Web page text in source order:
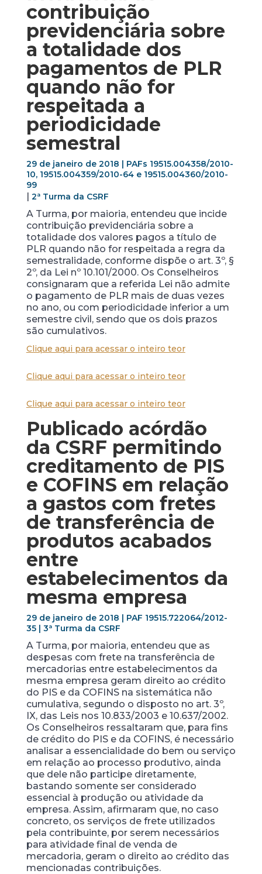
contribuição
previdenciária sobre
a totalidade dos
pagamentos de PLR
quando não for
respeitada a
periodicidade
semestral
29 de janeiro de 2018 | PAFs 19515.004358/2010-
10, 19515.004359/2010-64 e 19515.004360/2010-
99
| 2ª Turma da CSRF
A Turma, por maioria, entendeu que incide
contribuição previdenciária sobre a
totalidade dos valores pagos a título de
PLR quando não for respeitada a regra da
semestralidade, conforme dispõe o art. 3º, §
2º, da Lei nº 10.101/2000. Os Conselheiros
consignaram que a referida Lei não admite
o pagamento de PLR mais de duas vezes
no ano, ou com periodicidade inferior a um
semestre civil, sendo que os dois prazos
são cumulativos.
Clique aqui para acessar o inteiro teor
Clique aqui para acessar o inteiro teor
Clique aqui para acessar o inteiro teor
Publicado acórdão
da CSRF permitindo
creditamento de PIS
e COFINS em relação
a gastos com fretes
de transferência de
produtos acabados
entre
estabelecimentos da
mesma empresa
29 de janeiro de 2018 | PAF 19515.722064/2012-
35 | 3ª Turma da CSRF
A Turma, por maioria, entendeu que as
despesas com frete na transferência de
mercadorias entre estabelecimentos da
mesma empresa geram direito ao crédito
do PIS e da COFINS na sistemática não
cumulativa, segundo o disposto no art. 3º,
IX, das Leis nos 10.833/2003 e 10.637/2002.
Os Conselheiros ressaltaram que, para fins
de crédito do PIS e da COFINS, é necessário
analisar a essencialidade do bem ou serviço
em relação ao processo produtivo, ainda
que dele não participe diretamente,
bastando somente ser considerado
essencial à produção ou atividade da
empresa. Assim, afirmaram que, no caso
concreto, os serviços de frete utilizados
pela contribuinte, por serem necessários
para atividade final de venda de
mercadoria, geram o direito ao crédito das
mencionadas contribuições.